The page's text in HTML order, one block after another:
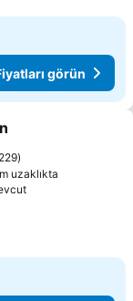
görün
229
uzaklıkta